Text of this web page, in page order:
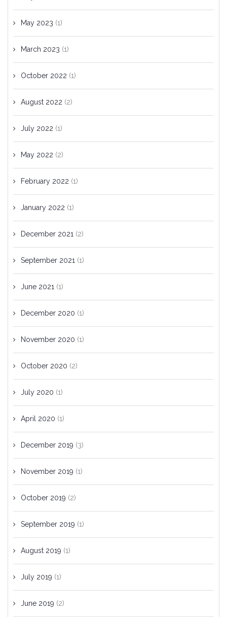
May 2023 (1)
March 2023 (1)
October 2022 (1)
August 2022 (2)
July 2022 (1)
May 2022 (2)
February 2022 (1)
January 2022 (1)
December 2021 (2)
September 2021 (1)
June 2021 (1)
December 2020 (1)
November 2020 (1)
October 2020 (2)
July 2020 (1)
April 2020 (1)
December 2019 (3)
November 2019 (1)
October 2019 (2)
September 2019 (1)
August 2019 (1)
July 2019 (1)
June 2019 (2)